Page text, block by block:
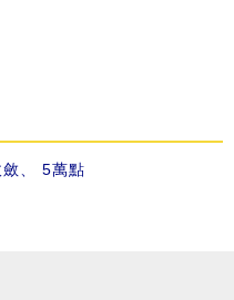
、 5萬點